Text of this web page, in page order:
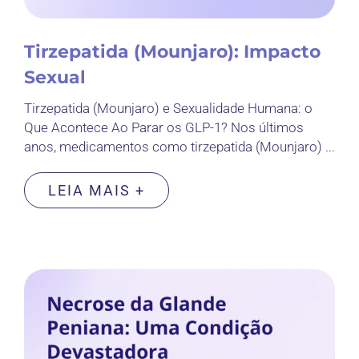
Tirzepatida (Mounjaro): Impacto
Sexual
Tirzepatida (Mounjaro) e Sexualidade Humana: o
Que Acontece Ao Parar os GLP-1? Nos últimos
anos, medicamentos como tirzepatida (Mounjaro) ...
LEIA MAIS +